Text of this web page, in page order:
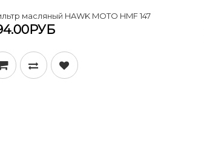
масляный HAWK MOTO HMF 147